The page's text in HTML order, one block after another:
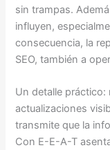
sin trampas.
influyen,
consecuencia, la
SEO, también a
Un detalle
actualizaciones
transmite que la
Con E-E-A-T